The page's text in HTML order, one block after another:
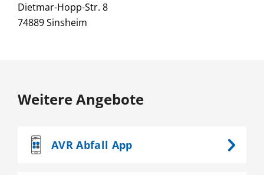
Dietmar-Hopp-Str. 8
74889 Sinsheim
Weitere Angebote
AVRAbfall App